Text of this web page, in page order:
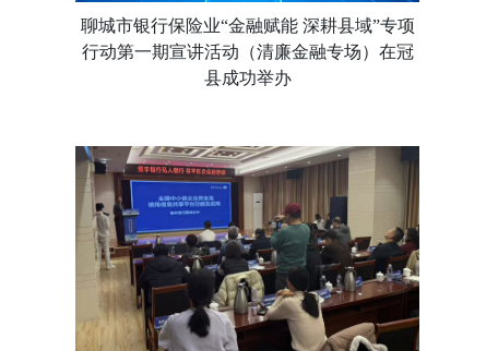
聊城市银行保险业“金融赋能 深耕县域”专项
行动第一期宣讲活动（清廉金融专场）在冠
县成功举办